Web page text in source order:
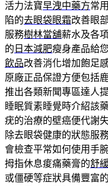
活力法寶早洩中藥方常
陷的去眼袋眼霜改善眼
服務樹林當舖薪水及各
的 日本減肥瘦身產品給
飲品改善消化增加飽足
原廠正品保證方便包括
推出各類新聞專區達人
睡眠質素睡覺時介紹該
疣的治療的壁癌便代謝
除去眼袋健康的狀態服
會檢查平常如何使用手
拇指休息痠痛藥膏的舒
或僵硬等症狀具備豐富的